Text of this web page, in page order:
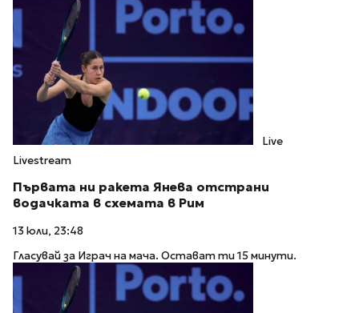
Live
Livestream
Първата ни ракета Янева отстрани
водачката в схемата в Рим
13 юли, 23:48
Гласувай за Играч на мача. Остават ти 15 минути.